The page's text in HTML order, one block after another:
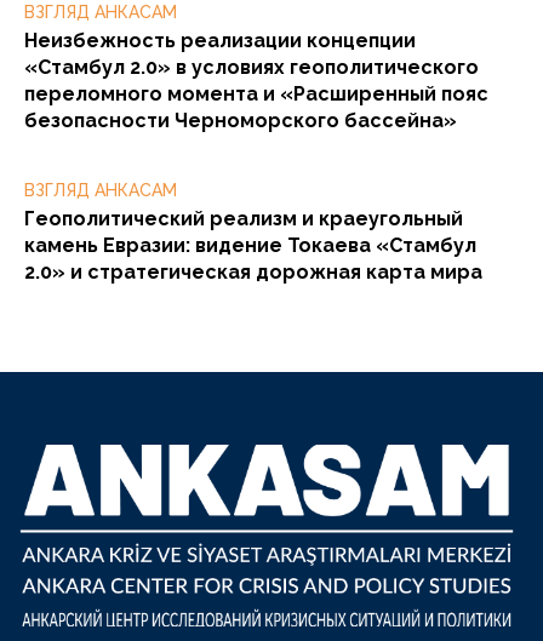
ВЗГЛЯД АНКАСАМ
Неизбежность реализации концепции
«Стамбул 2.0» в условиях геополитического
переломного момента и «Расширенный пояс
безопасности Черноморского бассейна»
ВЗГЛЯД АНКАСАМ
Геополитический реализм и краеугольный
камень Евразии: видение Токаева «Стамбул
2.0» и стратегическая дорожная карта мира